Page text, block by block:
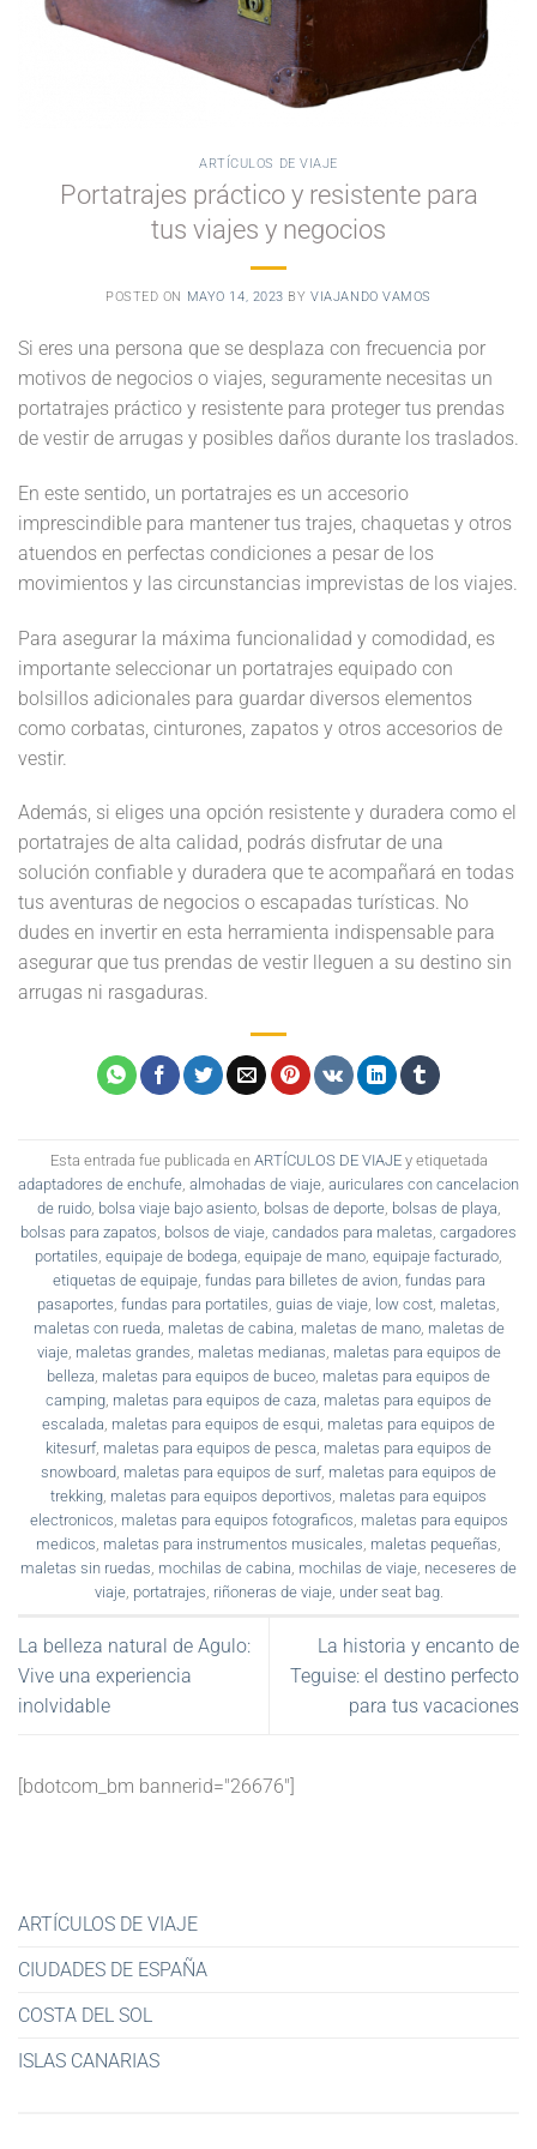
ARTÍCULOS DE VIAJE
Portatrajes práctico y resistente para
tus viajes y negocios
POSTED ON MAYO 14, 2023 BYVIAJANDO VAMOS
Si eres una persona que se desplaza con frecuencia por
motivos de negocios o viajes, seguramente necesitas un
portatrajes práctico y resistente para proteger tus prendas
de vestir de arrugas y posibles daños durante los traslados.
En este sentido, un portatrajes es un accesorio
imprescindible para mantener tus trajes, chaquetas y otros
atuendos en perfectas condiciones a pesar de los
movimientos y las circunstancias imprevistas de los viajes.
Para asegurar la máxima funcionalidad y comodidad, es
importante seleccionar un portatrajes equipado con
bolsillos adicionales para guardar diversos elementos
como corbatas, cinturones, zapatos y otros accesorios de
vestir.
Además, si eliges una opción resistente y duradera como el
portatrajes de alta calidad, podrás disfrutar de una
solución confiable y duradera que te acompañará en todas
tus aventuras de negocios o escapadas turísticas. No
dudes en invertir en esta herramienta indispensable para
asegurar que tus prendas de vestir lleguen a su destino sin
arrugas ni rasgaduras.
Esta entrada fue publicada en ARTÍCULOS DE VIAJEy etiquetada
adaptadores de enchufe almohadas de viaje auriculares con cancelacion
de ruido, bolsa viaje bajo asiento, bolsas de deporte, bolsas de playa
bolsas para zapatos bolsos de viaje candados para maletas cargadores
portatiles equipaje de bodega equipaje de mano equipaje facturado
etiquetas de equipaje, fundas para billetes de avion, fundas para
pasaportes fundas para portatiles guias de viaje low cost maletas
maletas con rueda maletas de cabina maletas de mano, maletas de
viaje, maletas grandes maletas medianas maletas para equipos de
belleza maletas para equipos de buceo maletas para equipos de
camping maletas para equipos de caza maletas para equipos de
escalada maletas para equipos de esqui maletas para equipos de
kitesurf, maletas para equipos de pesca maletas para equipos de
snowboard maletas para equipos de surf, maletas para equipos de
trekking maletas para equipos deportivos maletas para equipos
electronicos maletas para equipos fotograficos maletas para equipos
medicos maletas para instrumentos musicales maletas pequeñas
maletas sin ruedas mochilas de cabina mochilas de viaje neceseres de
viaje, portatrajes riñoneras de viaje, under seat bag.
La belleza natural de Agulo:
Vive una experiencia
inolvidable
La historia y encanto de
Teguise: el destino perfecto
para tus vacaciones
[bdotcom_bm bannerid="26676"]
ARTÍCULOS DE VIAJE
CIUDADES DE ESPAÑA
COSTA DEL SOL
ISLAS CANARIAS